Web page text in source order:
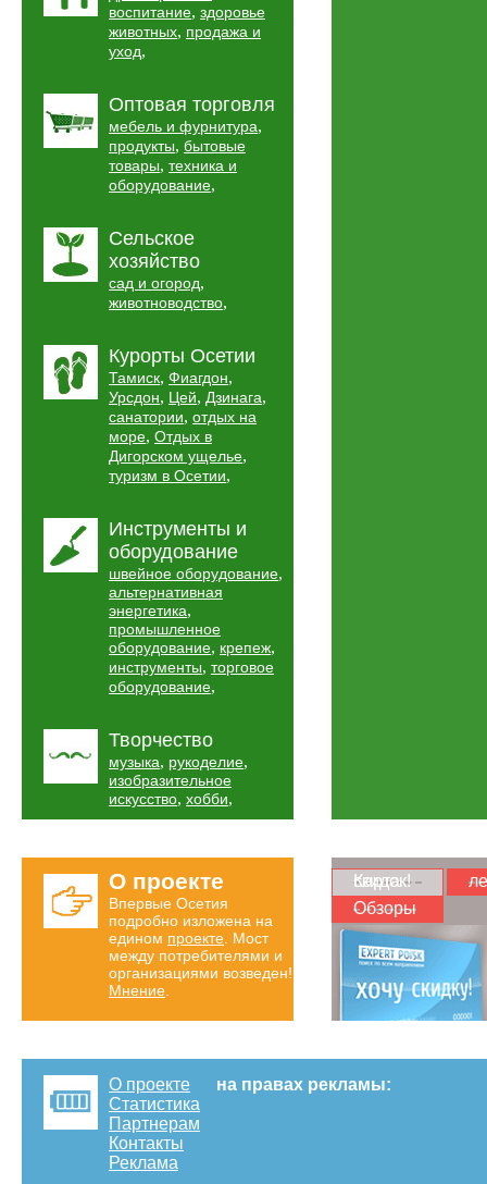
воспитание, здоровье
животных, продажа и
уход,
Оптовая торговля
мебель и фурнитура,
продукты, бытовые
товары, техника и
оборудование,
Сельское
хозяйство
сад и огород,
животноводство,
Курорты Осетии
Тамиск, Фиагдон,
Урсдон, Цей, Дзинага,
санатории, отдых на
море, Отдых в
Дигорском ущелье,
туризм в Осетии,
Инструменты и
оборудование
швейное оборудование,
альтернативная
энергетика,
промышленное
оборудование, крепеж,
инструменты, торговое
оборудование,
Творчество
музыка, рукоделие,
изобразительное
искусство, хобби,
О проекте
Впервые Осетия
подробно изложена на
едином проекте . Мост
между потребителями и
организациями возведен!
Мнение
Карта скидок!
Обзоры
О проекте
Статистика
Партнерам
Контакты
Реклама
на правах рекламы: